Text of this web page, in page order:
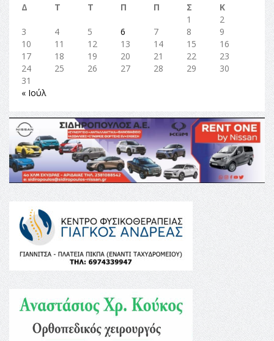
Δ
Τ Τ Π Π Σ
Κ
1
2
3
4 5 6 7 8
9
10
11 12 13 14 15
16
17
18 19 20 21 22
23
24
25 26 27 28 29
30
31
« Ιούλ